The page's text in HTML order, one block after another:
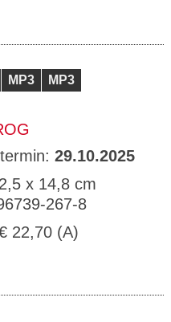
MP3 MP3
29.10.2025
x 14,8 cm
267-8
22,70 (A)